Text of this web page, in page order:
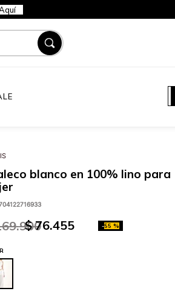
blanco en 100% lino para
.900
$ 76.455 -55 %